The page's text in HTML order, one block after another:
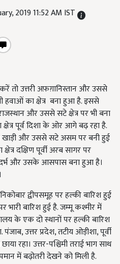
2019 11:52 AM IST
तो उत्तरी अफ़ग़ानिस्तान और उससे
हवाओं का क्षेत्र बना हुआ है. इससे
और उससे सटे क्षेत्र पर भी बना
पूर्व दिशा के ओर आगे बढ़ रहा है.
खाड़ी और उससे सटे असम पर बनी हुई
दक्षिण पूर्वी अरब सागर पर
और उसके आसपास बना हुआ है।
द्वीपसमूह पर हल्की बारिश हुई
भारी बारिश हुई है. जम्मू कश्मीर में
के एक दो स्थानों पर हल्की बारिश
उत्तर प्रदेश, तटीय ओड़ीशा, पूर्वी
रहा। उत्तर-पश्चिमी तराई भाग साथ
में बढ़ोतरी देखने को मिली है.